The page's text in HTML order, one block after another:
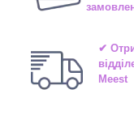
✔
Meest